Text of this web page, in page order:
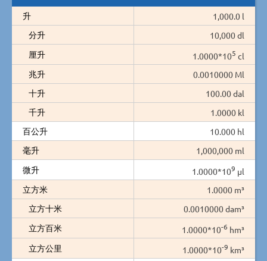
升
1,000.0 l
分升
10,000 dl
厘升
1.0000*105 cl
兆升
0.0010000 Ml
十升
100.00 dal
千升
1.0000 kl
百公升
10.000 hl
毫升
1,000,000 ml
微升
1.0000*109 µl
立方米
1.0000 m³
立方十米
0.0010000 dam³
立方百米
1.0000*10-6 hm³
立方公里
1.0000*10-9 km³